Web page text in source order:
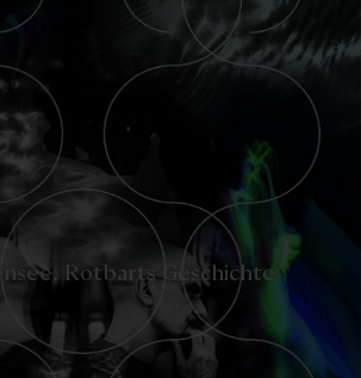
Rotbarts Geschichte -